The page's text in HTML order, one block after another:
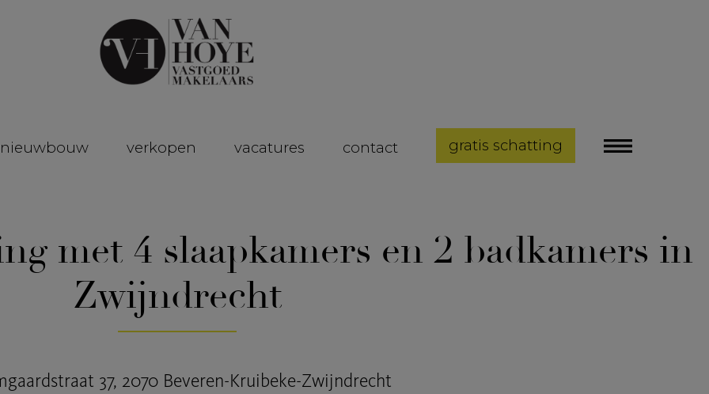
nieuwbouw verkopen vacatures contact gratis schatting
met 4 slaapkamers en 2 badkamers in
Zwijndrecht
37, 2070 Beveren-Kruibeke-Zwijndrecht